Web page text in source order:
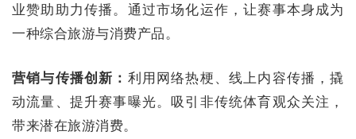
业赞助助力传播。通过市场化运作，让赛事本身成为
一种综合旅游与消费产品。
营销与传播创新： 利用网络热梗、线上内容传播，撬
动流量、提升赛事曝光。吸引非传统体育观众关注，
带来潜在旅游消费。